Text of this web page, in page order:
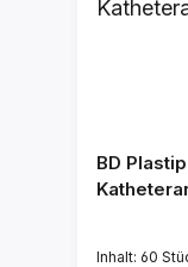
BD
Inhalt: 60